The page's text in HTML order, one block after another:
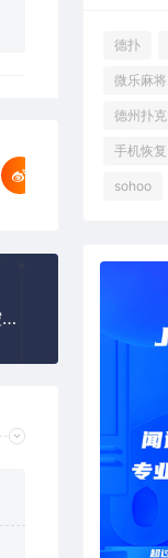
微信小程序雀神广东麻将AI透视开挂,雀神广东麻将控牌必赢辅助器
德扑
微乐麻将
德州扑克
手机恢复
sohoo